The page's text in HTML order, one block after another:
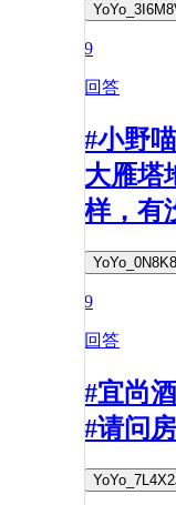
9
回答
#小野
大雁塔
样，有
9
回答
#宜尚
#请问